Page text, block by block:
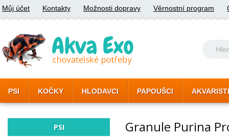
Můj účet Kontakty Možnosti dopravy Věrnostní program
PSI KOČKY HLODAVCI PAPOUŠCI
PSI
Granule Purina